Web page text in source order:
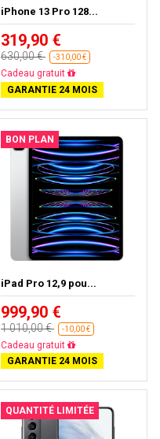
iPhone 13 Pro 128...
319,90 €
630,00 € -310,00 €
Livraison gratuite
GARANTIE 24 MOIS
BON PLAN
iPad Pro 12,9 pou...
999,90 €
1 010,00 € -10,00 €
Presque épuisé
GARANTIE 24 MOIS
QUANTITÉ LIMITÉE